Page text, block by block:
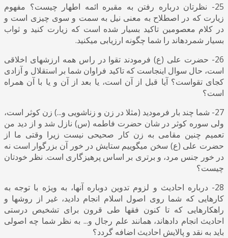
25- نظرتان درباره رفتن به مقبره ائمه اطهار چیست؟ مفهوم
زیارت که در اصطلاح به معنی نیل به سمت و سوی چیزی است و
در کلام معصومین تاکید بسیار شده است که زیارت کنید و ثواب
بسیار شمردهاند را شما چگونه ارزیابی میکنید.
26- حضرت علی (ع) فرمودند تقوا در راس همه ارزشهای اخلاقی
است، حال سوال اینجاست که تاکید فراوان شما بر استقلال و آزادی
کجای تقواست؟ آیا قبل از آن است، یا بعد از آن و یا با آن همراه
است؟
27- شما چند بار فرمودید (مثلا در زن و زناشویی و...) زن کوثر است،
ولی سوره کوثر در شان حضرت فاطمه (س) نازل شد و از دید من
تعمیم چنین مقامی به زن کار صحیحی نیست زیرا وقتی ما از
حضرت علی (ع) سخن میگوییم ستایش در خور آن بزرگوار است نه
در خور جنس مرد، و برتری بر اساس پرهیزگاری است. نظر خودتان
چیست؟
28- درباره احادیث و لزوم تدوین دوباره آنها، به ویژه با توجه به
کارهایی که شما روی اصول اسلام انجام دادید، غیر از روشها و
راهکارهایی که تا کنون فقها طی قرون برای تشخیص درستی
احادیث انجام دادهاند، همانند علم رجال و... به نظر شما چه اصولی
باید به نقد و پالایش احادیث اضافه گردد؟